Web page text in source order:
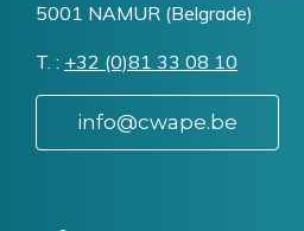
5001 NAMUR (Belgrade)
T. Téléphone
+32 (0)81 33 08 10
info@cwape.be